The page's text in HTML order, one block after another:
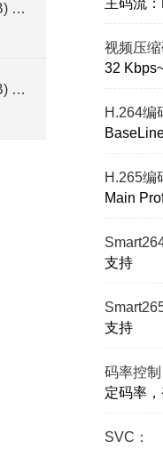
海康威视DS-2CE16C5T-IT3(B) 130万红外防水同轴摄像机
海康威视DS-2CE56C5T-IT3(B) 130万像素红外半球摄像机
主码流
视频压
32
H.264编
H.265编
Main
支持
支持
码率控
定码率
SVC：